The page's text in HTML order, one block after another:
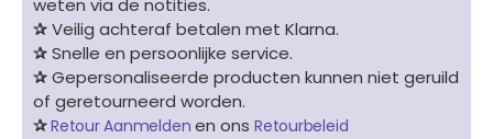
weten via de notities.
✰Veilig achteraf betalen met Klarna.
✰Snelle en persoonlijke service.
✰Gepersonaliseerde producten kunnen niet geruild
of geretourneerd worden.
✰Retour Aanmelden en ons Retourbeleid